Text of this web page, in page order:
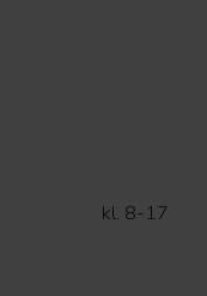
kl. 8-17